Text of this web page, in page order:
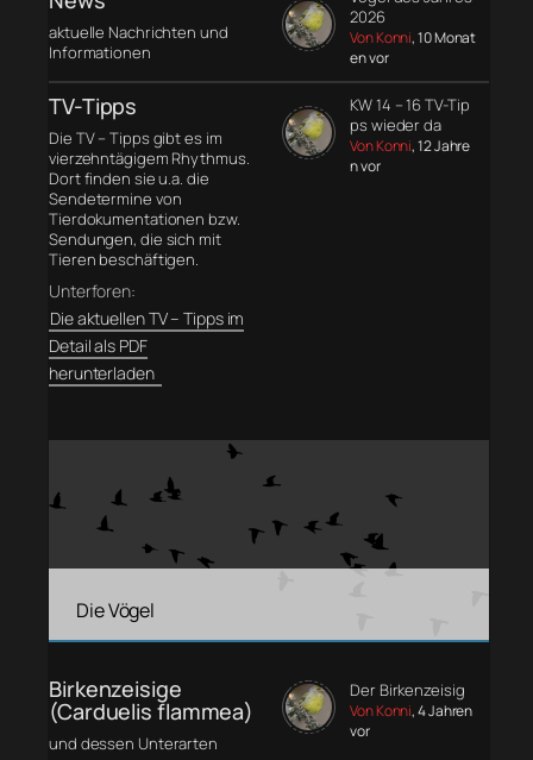
aktuelle Nachrichten und
Informationen
2026
Von Konni, 10 Monat
en vor
TV-Tipps
Die TV – Tipps gibt es im
vierzehntägigem Rhythmus.
Dort finden sie u.a. die
Sendetermine von
Tierdokumentationen bzw.
Sendungen, die sich mit
Tieren beschäftigen.
Unterforen:
Die aktuellen TV – Tipps im
Detail als PDF
herunterladen
KW 14 – 16 TV-Tip
ps wieder da
Von Konni, 12 Jahre
n vor
Die Vögel
Birkenzeisige
(Carduelis flammea)
und dessen Unterarten
Der Birkenzeisig
Von Konni, 4 Jahren
vor